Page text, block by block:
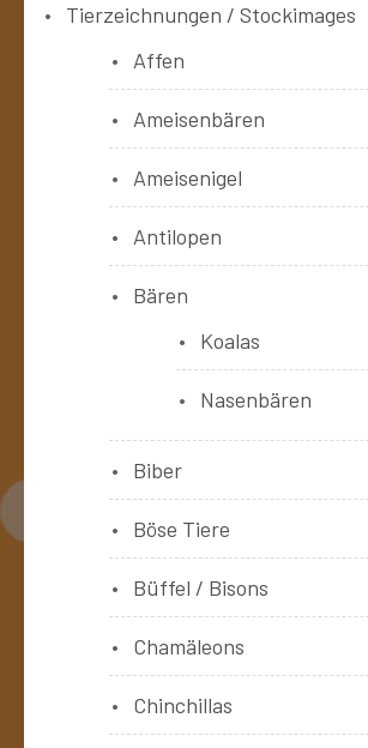
Tierzeichnungen / Stockimages
Affen
Ameisenbären
Ameisenigel
Antilopen
Bären
Koalas
Nasenbären
Biber
Böse Tiere
Büffel / Bisons
Chamäleons
Chinchillas